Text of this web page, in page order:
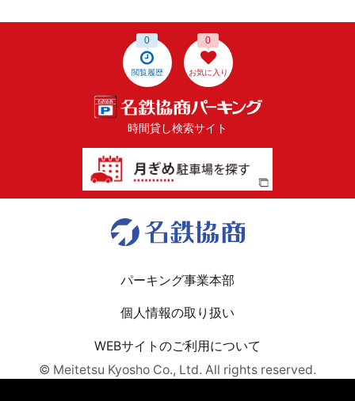
閲覧履歴
0
お気に入り
0
時間貸し検索サイト
パーキング事業本部
個人情報の取り扱い
WEBサイトのご利用について
© Meitetsu Kyosho Co., Ltd. All rights reserved.